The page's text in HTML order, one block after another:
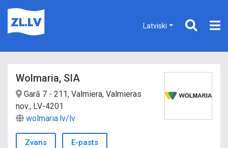
Latviski
Wolmaria, SIA
Garā 7 - 211, Valmiera, Valmieras
nov., LV-4201
wolmaria.lv/lv
Zvans E-pasts